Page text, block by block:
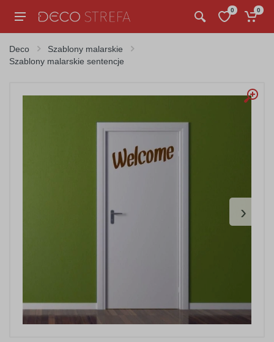
0 0
Deco
Szablony malarskie
Szablony malarskie sentencje
›